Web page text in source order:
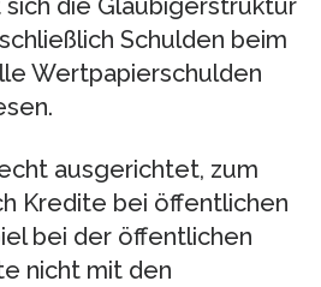
die Gläubigerstruktur
Schulden beim
Wertpapierschulden
ausgerichtet, zum
Kredite bei öffentlichen
bei der öffentlichen
nicht mit den